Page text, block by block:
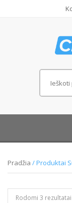
Pradžia / Produktai
Rodomi 3 rezultatai